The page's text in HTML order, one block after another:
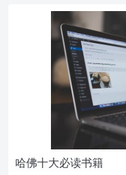
哈佛十大必读书籍